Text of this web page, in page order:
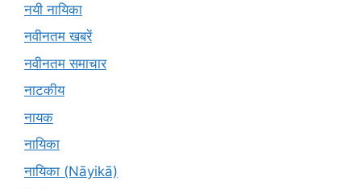
नयी नायिका
नवीनतम खबरें
नवीनतम समाचार
नाटकीय
नायक
नायिका
नायिका (Nāyikā)